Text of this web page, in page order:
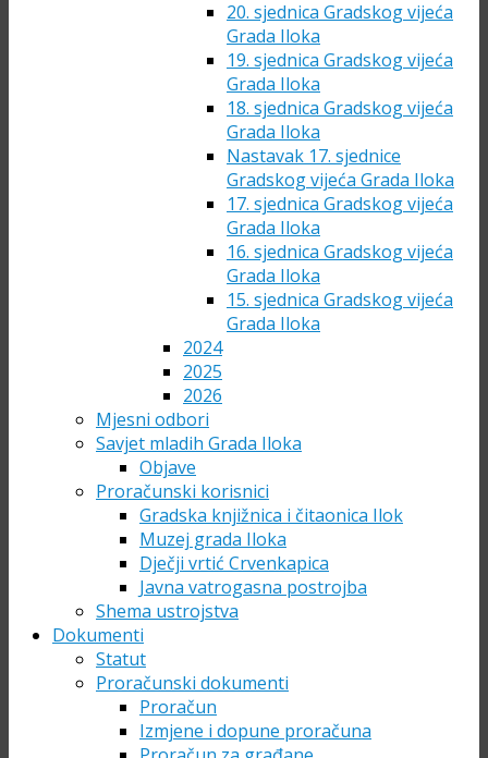
20. sjednica Gradskog vijeća
Grada Iloka
19. sjednica Gradskog vijeća
Grada Iloka
18. sjednica Gradskog vijeća
Grada Iloka
Nastavak 17. sjednice
Gradskog vijeća Grada Iloka
17. sjednica Gradskog vijeća
Grada Iloka
16. sjednica Gradskog vijeća
Grada Iloka
15. sjednica Gradskog vijeća
Grada Iloka
2024
2025
2026
Mjesni odbori
Savjet mladih Grada Iloka
Objave
Proračunski korisnici
Gradska knjižnica i čitaonica Ilok
Muzej grada Iloka
Dječji vrtić Crvenkapica
Javna vatrogasna postrojba
Shema ustrojstva
Dokumenti
Statut
Proračunski dokumenti
Proračun
Izmjene i dopune proračuna